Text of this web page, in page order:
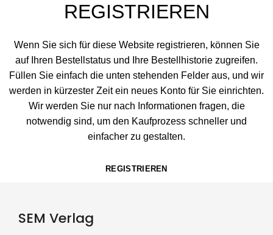
REGISTRIEREN
Wenn Sie sich für diese Website registrieren, können Sie
auf Ihren Bestellstatus und Ihre Bestellhistorie zugreifen.
Füllen Sie einfach die unten stehenden Felder aus, und wir
werden in kürzester Zeit ein neues Konto für Sie einrichten.
Wir werden Sie nur nach Informationen fragen, die
notwendig sind, um den Kaufprozess schneller und
einfacher zu gestalten.
REGISTRIEREN
SEM Verlag